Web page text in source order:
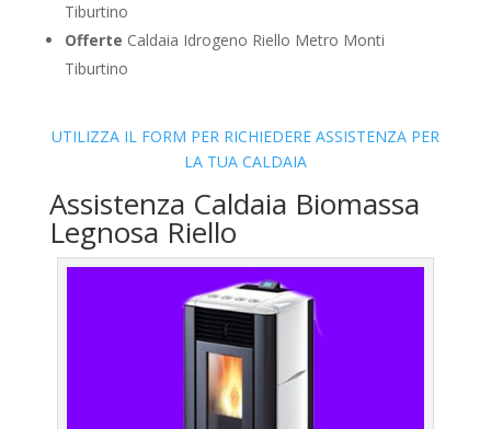
Tiburtino
Offerte Caldaia Idrogeno Riello Metro Monti
Tiburtino
UTILIZZA IL FORM PER RICHIEDERE ASSISTENZA PER
LA TUA CALDAIA
Assistenza Caldaia Biomassa
Legnosa Riello